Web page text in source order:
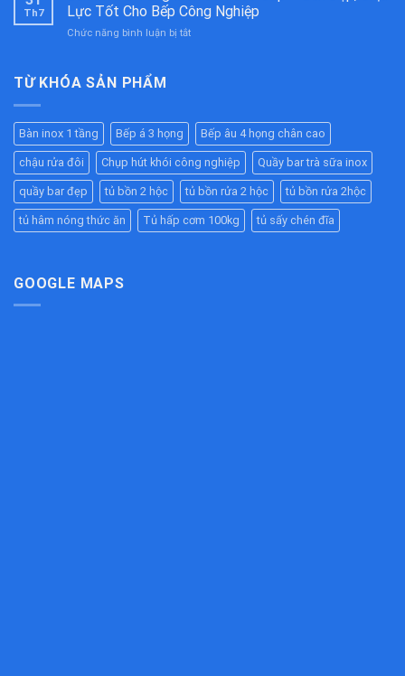
Bỉ
Nhà
Inox
304
Cao
Quả
Cho
Nhà
Hàng,
Bếp
Ăn
Công
Inox
304
Công
Giải
Pháp
Chống
Tắc
Đường
Ống
Hiệu
Quả
Th7
Lực Tốt Cho Bếp Công Nghiệp
Chức năng bình luận bị tắtở
304
Cao
Cấp
–
Bền
Đẹp,
Chịu
Lực
TỪ KHÓA SẢN PHẨM
Bàn inox 1 tầng Bếp á 3 họng Bếp âu 4 họng chân cao
chậu rửa đôi Chụp hút khói công nghiệp Quầy bar trà sữa inox
quầy bar đẹp tủ bồn 2 hộc tủ bồn rửa 2 hộc tủ bồn rửa 2hộc
tủ hâm nóng thức ăn Tủ hấp cơm 100kg tủ sấy chén đĩa
GOOGLE MAPS